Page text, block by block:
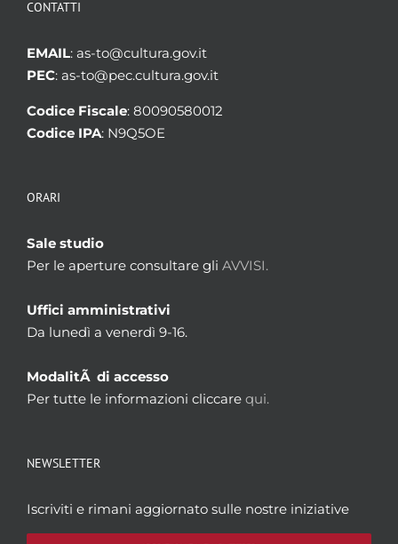
CONTATTI
EMAIL: as-to@cultura.gov.it
PEC: as-to@pec.cultura.gov.it
Codice Fiscale: 80090580012
Codice IPA: N9Q5OE
ORARI
Sale studio
Per le aperture consultare gli AVVISI.
Uffici amministrativi
Da lunedì a venerdì 9-16.
ModalitÃ di accesso
Per tutte le informazioni cliccare qui.
NEWSLETTER
Iscriviti e rimani aggiornato sulle nostre iniziative